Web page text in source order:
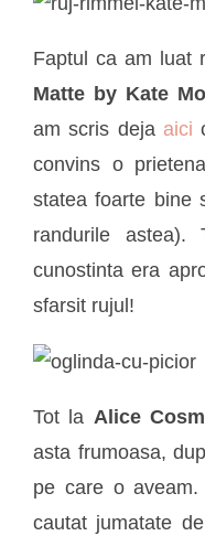
Faptul ca am luat
Matte by Kate
am scris deja aici
convins o
statea foarte bine
randurile
cunostinta era
sfarsit rujul!
Tot la Alice
asta frumoasa,
pe care o
cautat jumatate